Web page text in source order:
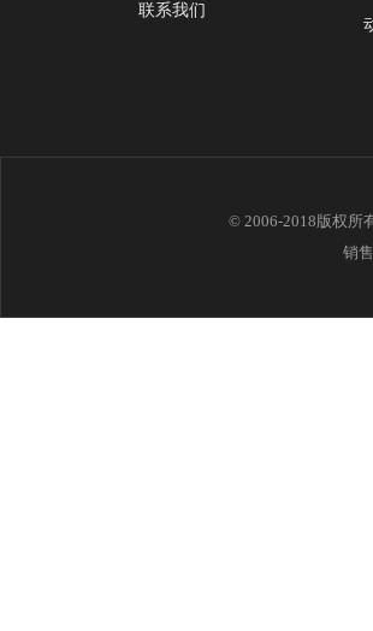
联系我们
© 2006-2018版权所
销